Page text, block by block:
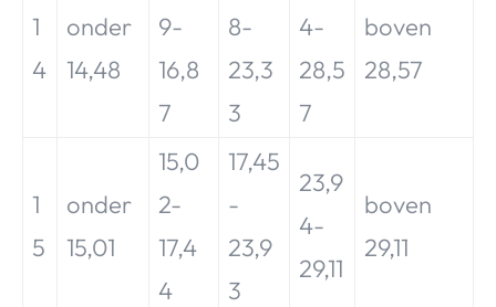
1
4
onder
14,48
9-
16,8
7
8-
23,3
3
4-
28,5
7
boven
28,57
1
5
onder
15,01
15,0
2-
17,4
4
17,45
-
23,9
3
23,9
4-
29,11
boven
29,11